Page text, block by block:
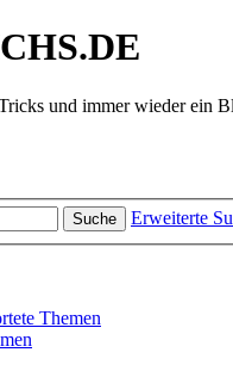
und immer wieder ein
Suche Erweiterte
Themen